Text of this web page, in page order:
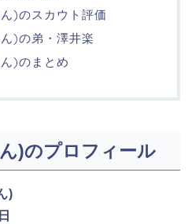
)のスカウト評価
)の弟・澤井楽
)のまとめ
)のプロフィール
)